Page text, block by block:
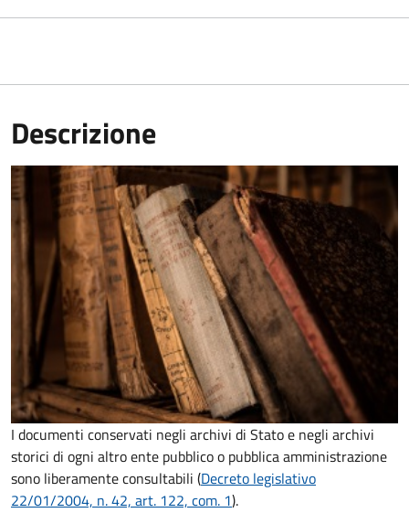
Descrizione
I documenti conservati negli archivi di Stato e negli archivi
storici di ogni altro ente pubblico o pubblica amministrazione
sono liberamente consultabili (Decreto legislativo
22/01/2004, n. 42, art. 122, com. 1).